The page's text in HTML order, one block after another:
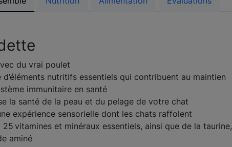
du vrai poulet
d’éléments nutritifs essentiels qui contribuent au maintien
immunitaire en santé
la santé de la peau et du pelage de votre chat
expérience sensorielle dont les chats raffolent
25 vitamines et minéraux essentiels, ainsi que de la taurine,
aminé